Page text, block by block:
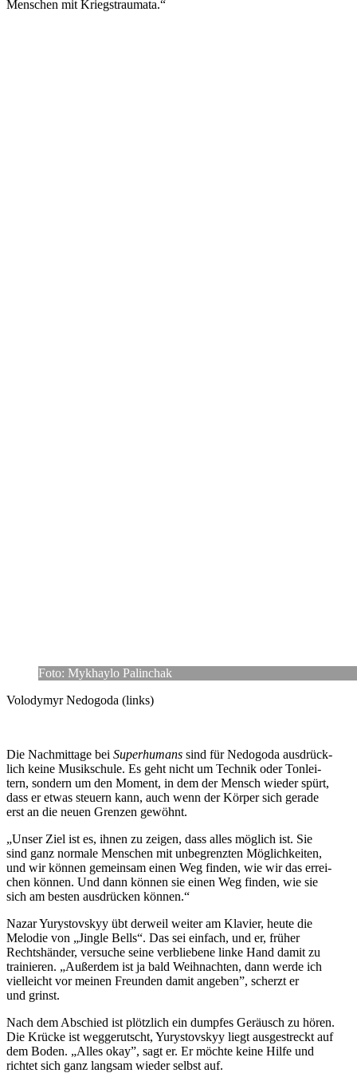
Men­schen mit Kriegstraumata.“
Foto: Mykhaylo Palinchak
Volo­dymyr Nedo­goda (links)
Die Nach­mit­tage bei Super­hu­mans sind für Nedo­goda aus­drück­
lich keine Musik­schule. Es geht nicht um Technik oder Ton­lei­
tern, sondern um den Moment, in dem der Mensch wieder spürt,
dass er etwas steuern kann, auch wenn der Körper sich gerade
erst an die neuen Grenzen gewöhnt.
„Unser Ziel ist es, ihnen zu zeigen, dass alles möglich ist. Sie
sind ganz normale Men­schen mit unbe­grenz­ten Mög­lich­kei­ten,
und wir können gemein­sam einen Weg finden, wie wir das errei­
chen können. Und dann können sie einen Weg finden, wie sie
sich am besten aus­drü­cken können.“
Nazar Yurys­tovs­kyy übt derweil weiter am Klavier, heute die
Melodie von „Jingle Bells“. Das sei einfach, und er, früher
Rechts­hän­der, ver­su­che seine ver­blie­bene linke Hand damit zu
trai­nie­ren. „Außer­dem ist ja bald Weih­nach­ten, dann werde ich
viel­leicht vor meinen Freun­den damit angeben”, scherzt er
und grinst.
Nach dem Abschied ist plötz­lich ein dumpfes Geräusch zu hören.
Die Krücke ist weg­ge­rutscht, Yurys­tovs­kyy liegt aus­ge­streckt auf
dem Boden. „Alles okay”, sagt er. Er möchte keine Hilfe und
richtet sich ganz langsam wieder selbst auf.